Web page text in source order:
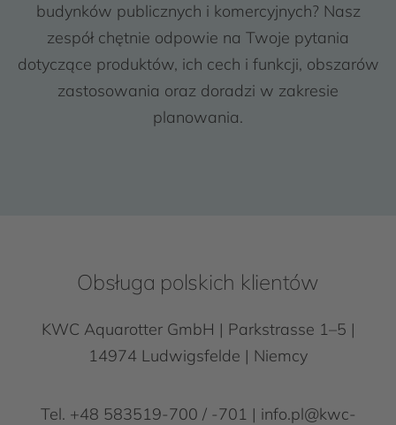
budynków publicznych i komercyjnych? Nasz
zespół chętnie odpowie na Twoje pytania
dotyczące produktów, ich cech i funkcji, obszarów
zastosowania oraz doradzi w zakresie
planowania.
Obsługa polskich klientów
KWC Aquarotter GmbH | Parkstrasse 1–5 |
14974 Ludwigsfelde | Niemcy
Tel. +48 583519-700 / -701 | info.pl@kwc-